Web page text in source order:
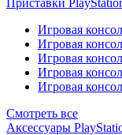
Приставки
Игровая
Игровая
Игровая
Игровая
Игровая
Смотреть все
Аксессуары